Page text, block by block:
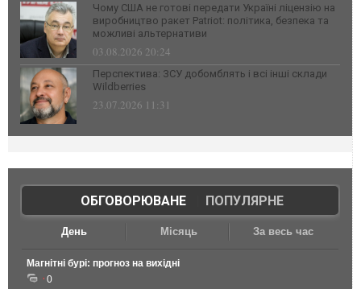
Чому США не готові передати Україні ліцензію на
виробництво ракет Patriot: політика, безпека та
можливі альтернативи
03.08.2026 20:24
Перспектива: ЗСУ добомблять і всі інші склади
Wildberries
23.07.2026 11:31
ОБГОВОРЮВАНЕ| ПОПУЛЯРНЕ
День Місяць За весь час
Магнітні бурі: прогноз на вихідні
0